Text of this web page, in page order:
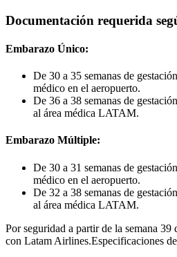
Documentación requerida
Embarazo Único:
De 30 a 35 semanas de
médico en el aeropuerto.
De 36 a 38 semanas de
al área médica LATAM.
Embarazo Múltiple:
De 30 a 31 semanas de
médico en el aeropuerto.
De 32 a 38 semanas de
al área médica LATAM.
Por seguridad a partir de la semana
con Latam Airlines.Especificaciones